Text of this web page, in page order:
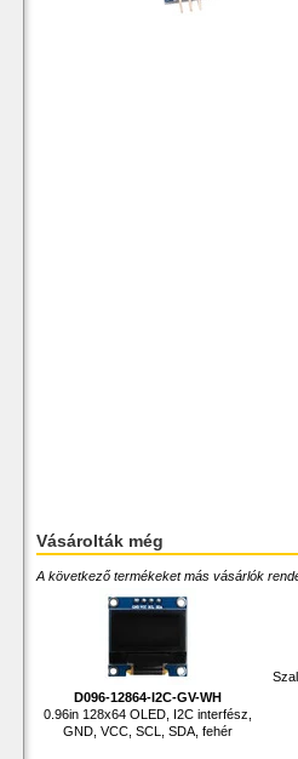
Vásárolták még
A következő termékeket más vásárlók
D096-12864-I2C-GV-WH
0.96in 128x64 OLED, I2C interfész,
GND, VCC, SCL, SDA, fehér